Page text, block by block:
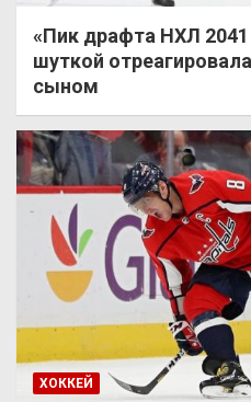
«Пик драфта НХЛ 2041
шуткой
сыном
ХОККЕЙ